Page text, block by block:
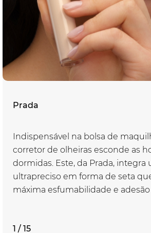
Prada
Indispensável na bolsa de
corretor de olheiras esconde as
dormidas. Este, da Prada, integra
ultrapreciso em forma de seta
máxima esfumabilidade e adesão
1 / 15